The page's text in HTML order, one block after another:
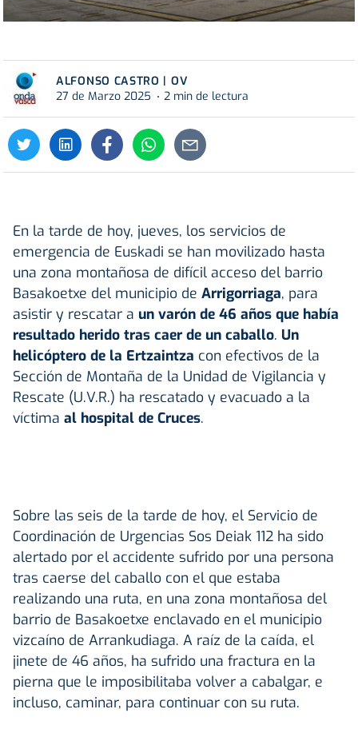
ALFONSO CASTRO | OV
27 de Marzo 2025
2 min de lectura
En la tarde de hoy, jueves, los servicios de
emergencia de Euskadi se han movilizado hasta
una zona montañosa de difícil acceso del barrio
Basakoetxe del municipio de Arrigorriaga, para
asistir y rescatar a un varón de 46 años que había
resultado herido tras caer de un caballo. Un
helicóptero de la Ertzaintza con efectivos de la
Sección de Montaña de la Unidad de Vigilancia y
Rescate (U.V.R.) ha rescatado y evacuado a la
víctima al hospital de Cruces.
Sobre las seis de la tarde de hoy, el Servicio de
Coordinación de Urgencias Sos Deiak 112 ha sido
alertado por el accidente sufrido por una persona
tras caerse del caballo con el que estaba
realizando una ruta, en una zona montañosa del
barrio de Basakoetxe enclavado en el municipio
vizcaíno de Arrankudiaga. A raíz de la caída, el
jinete de 46 años, ha sufrido una fractura en la
pierna que le imposibilitaba volver a cabalgar, e
incluso, caminar, para continuar con su ruta.